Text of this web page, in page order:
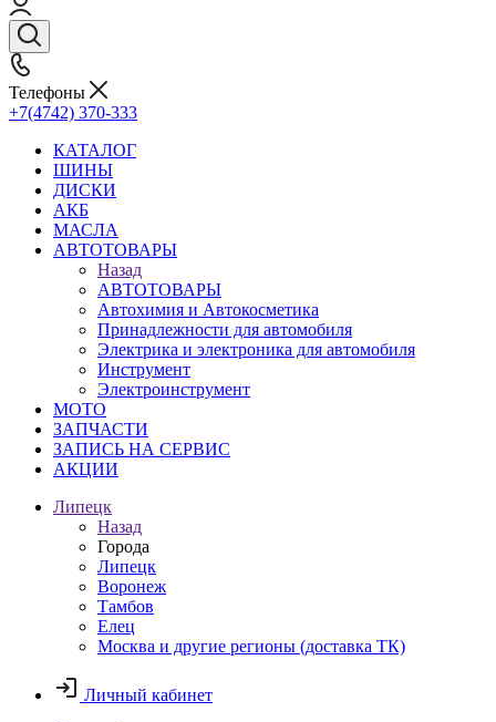
Телефоны
+7(4742) 370-333
КАТАЛОГ
ШИНЫ
ДИСКИ
АКБ
МАСЛА
АВТОТОВАРЫ
Назад
АВТОТОВАРЫ
Автохимия и Автокосметика
Принадлежности для автомобиля
Электрика и электроника для автомобиля
Инструмент
Электроинструмент
МОТО
ЗАПЧАСТИ
ЗАПИСЬ НА СЕРВИС
АКЦИИ
Липецк
Назад
Города
Липецк
Воронеж
Тамбов
Елец
Москва и другие регионы (доставка ТК)
Личный кабинет